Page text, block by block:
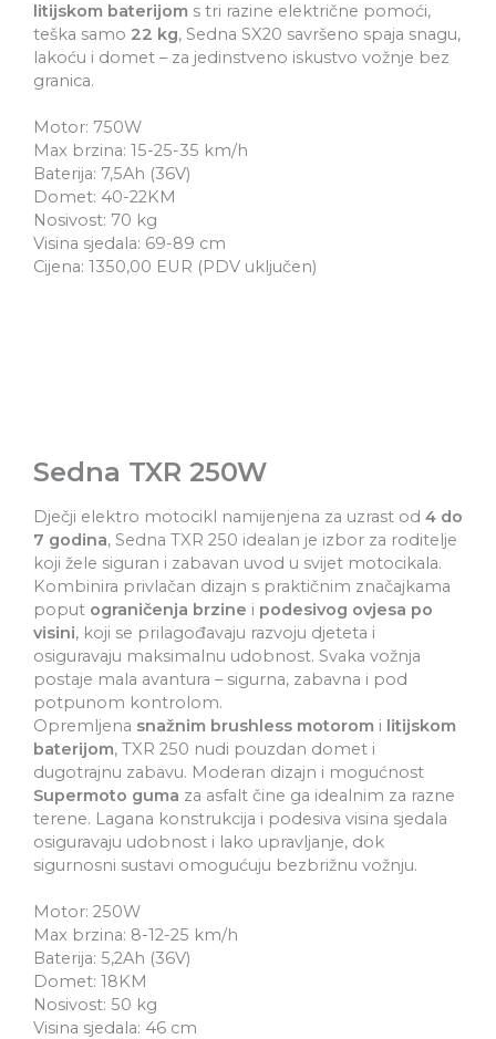
litijskom baterijom s tri razine električne pomoći,
teška samo 22 kg, Sedna SX20 savršeno spaja snagu,
lakoću i domet – za jedinstveno iskustvo vožnje bez
granica.
Motor: 750W
Max brzina: 15-25-35 km/h
Baterija: 7,5Ah (36V)
Domet: 40-22KM
Nosivost: 70 kg
Visina sjedala: 69-89 cm
Cijena: 1350,00 EUR (PDV uključen)
Sedna TXR 250W
Dječji elektro motocikl namijenjena za uzrast od 4 do
7 godina, Sedna TXR 250 idealan je izbor za roditelje
koji žele siguran i zabavan uvod u svijet motocikala.
Kombinira privlačan dizajn s praktičnim značajkama
poput ograničenja brzine i podesivog ovjesa po
visini, koji se prilagođavaju razvoju djeteta i
osiguravaju maksimalnu udobnost. Svaka vožnja
postaje mala avantura – sigurna, zabavna i pod
potpunom kontrolom.
Opremljena snažnim brushless motorom i litijskom
baterijom, TXR 250 nudi pouzdan domet i
dugotrajnu zabavu. Moderan dizajn i mogućnost
Supermoto guma za asfalt čine ga idealnim za razne
terene. Lagana konstrukcija i podesiva visina sjedala
osiguravaju udobnost i lako upravljanje, dok
sigurnosni sustavi omogućuju bezbrižnu vožnju.
Motor: 250W
Max brzina: 8-12-25 km/h
Baterija: 5,2Ah (36V)
Domet: 18KM
Nosivost: 50 kg
Visina sjedala: 46 cm